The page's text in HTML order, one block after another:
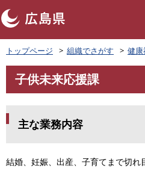
ペ
ー
ジ
先
トップページ 組織でさがす 健康
文
子供未来応援課
主な業務内容
結婚、妊娠、出産、子育てまで切れ